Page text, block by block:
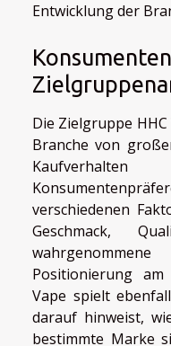
Entwicklung der
Die Zielgruppe
Branche von
verschiedenen
Geschmack,
Positionierung
Vape spielt
darauf hinweist,
bestimmte Marke